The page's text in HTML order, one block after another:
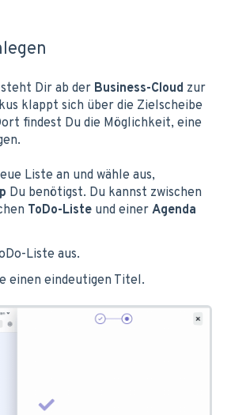
steht Dir ab der Business-Cloud zur
klappt sich über die Zielscheibe
findest Du die Möglichkeit, eine
Liste an und wähle aus,
Du benötigst. Du kannst zwischen
ToDo-Liste und einer Agenda
Liste aus.
einen eindeutigen Titel.